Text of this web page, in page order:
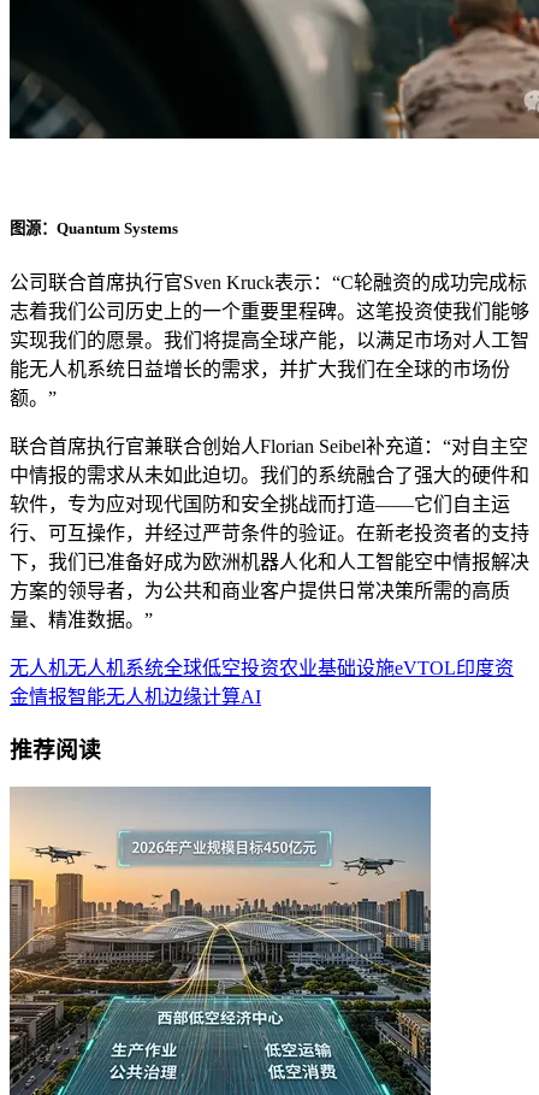
图源：Quantum Systems
公司联合首席执行官Sven Kruck表示：“C轮融资的成功完成标
志着我们公司历史上的一个重要里程碑。这笔投资使我们能够
实现我们的愿景。我们将提高全球产能，以满足市场对人工智
能无人机系统日益增长的需求，并扩大我们在全球的市场份
额。”
联合首席执行官兼联合创始人Florian Seibel补充道：“对自主空
中情报的需求从未如此迫切。我们的系统融合了强大的硬件和
软件，专为应对现代国防和安全挑战而打造——它们自主运
行、可互操作，并经过严苛条件的验证。在新老投资者的支持
下，我们已准备好成为欧洲机器人化和人工智能空中情报解决
方案的领导者，为公共和商业客户提供日常决策所需的高质
量、精准数据。”
无人机无人机系统全球低空投资农业基础设施eVTOL印度资
金情报智能无人机边缘计算AI
推荐阅读